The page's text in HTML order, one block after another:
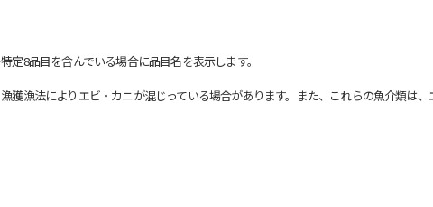
8品目を含んでいる場合に品目名を表示します。
漁法によりエビ・カニが混じっている場合があります。また、これらの魚介類は、